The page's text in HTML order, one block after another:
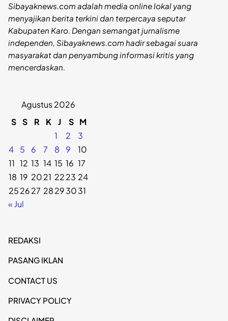
Sibayaknews.com adalah media online lokal yang
menyajikan berita terkini dan terpercaya seputar
Kabupaten Karo. Dengan semangat jurnalisme
independen, Sibayaknews.com hadir sebagai suara
masyarakat dan penyambung informasi kritis yang
mencerdaskan.
Agustus 2026
S S R K J S M
1
2
3
4
5 6 7 8 9
10
11 12 13 14 15 16 17
18 19 2021 2223 24
252627 28293031
« Jul
REDAKSI
PASANG IKLAN
CONTACT US
PRIVACY POLICY